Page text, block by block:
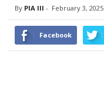
By PIA III - February 3, 2025
Facebook